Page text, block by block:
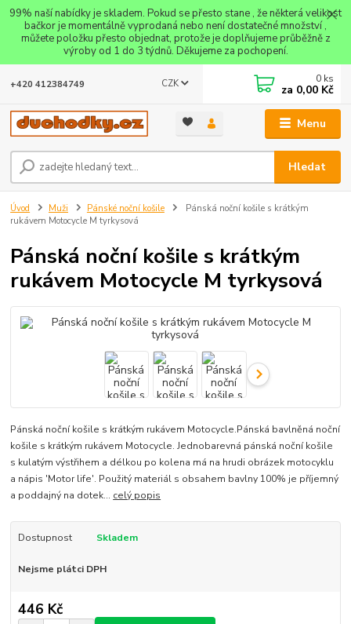
99% naší nabídky je skladem. Pokud se přesto stane , že některá velikost
bačkor je momentálně vyprodaná nebo není dostatečné množství ,
můžete položku přesto objednat, protože je doplňujeme průběžně z
výroby od 1 do 3 týdnů. Děkujeme za pochopení.
Menu
CZK
Hledat
+420 412384749 0 ks
za 0,00 Kč
Úvod Muži Pánské noční košile
Pánská noční košile s krátkým
rukávem Motocycle M tyrkysová
Pánská noční košile s krátkým
rukávem Motocycle M tyrkysová
Pánská noční košile s krátkým rukávem Motocycle.Pánská bavlněná noční
košile s krátkým rukávem Motocycle. Jednobarevná pánská noční košile
s kulatým výstřihem a délkou po kolena má na hrudi obrázek motocyklu
a nápis 'Motor life'. Použitý materiál s obsahem bavlny 100% je příjemný
a poddajný na dotek... celý popis
Dostupnost Skladem
Nejsme plátci DPH
446 Kč